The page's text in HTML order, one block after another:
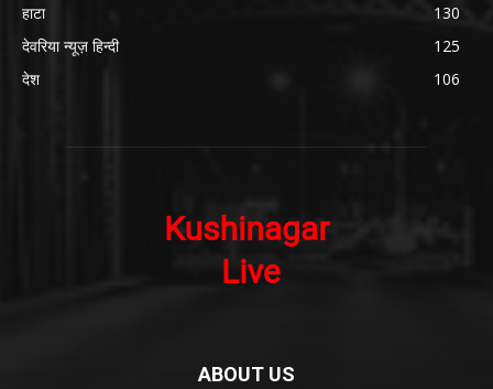
हाटा
130
देवरिया न्यूज़ हिन्दी
125
देश
106
ABOUT US